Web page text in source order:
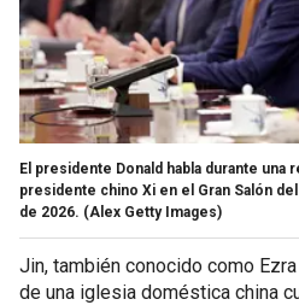
El presidente Donald habla durante una
presidente chino Xi en el Gran Salón
de 2026. (Alex Getty Images)
Jin, también conocido como
de una iglesia doméstica china